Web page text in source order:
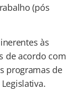
(pós
às
de acordo com
programas de